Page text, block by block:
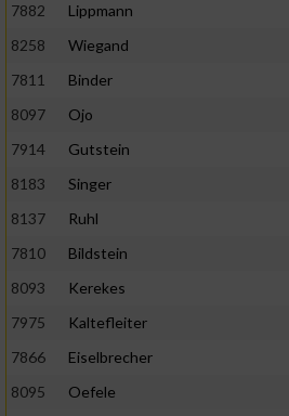
7882
Lippmann
8258
Wiegand
7811
Binder
8097
Ojo
7914
Gutstein
8183
Singer
8137
Ruhl
7810
Bildstein
8093
Kerekes
7975
Kaltefleiter
7866
Eiselbrecher
8095
Oefele